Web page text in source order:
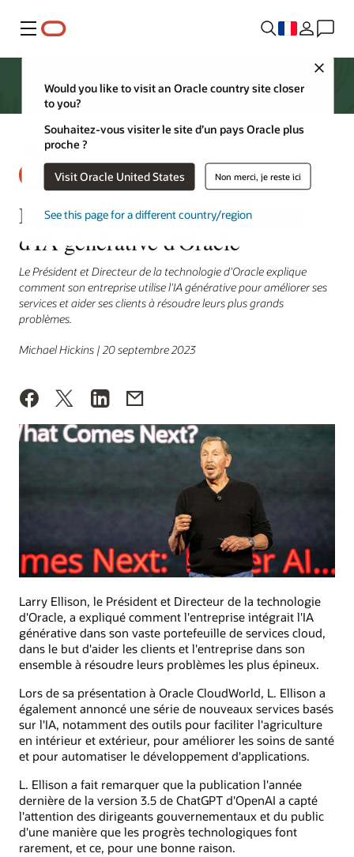
Menu
Would you like to visit an Oracle country site closer
to you?
Souhaitez-vous visiter le site d’un pays Oracle plus
proche ?
Visit Oracle United States Non merci, je reste ici
See this page for a different country/region
Larry Ellison décrit la stratégie
d'IA générative d'Oracle
Le Président et Directeur de la technologie d'Oracle explique
comment son entreprise utilise l'IA générative pour améliorer ses
services et aider ses clients à résoudre leurs plus grands
problèmes.
Michael Hickins | 20 septembre 2023
Larry Ellison, le Président et Directeur de la technologie
d'Oracle, a expliqué comment l'entreprise intégrait l'IA
générative dans son vaste portefeuille de services cloud,
dans le but d'aider les clients et l'entreprise dans son
ensemble à résoudre leurs problèmes les plus épineux.
Lors de sa présentation à Oracle CloudWorld, L. Ellison a
également annoncé une série de nouveaux services basés
sur l'IA, notamment des outils pour faciliter l'agriculture
en intérieur et extérieur, pour améliorer les soins de santé
et pour automatiser le développement d'applications.
L. Ellison a fait remarquer que la publication l'année
dernière de la version 3.5 de ChatGPT d'OpenAI a capté
l'attention des dirigeants gouvernementaux et du public
d'une manière que les progrès technologiques font
rarement, et ce, pour une bonne raison.